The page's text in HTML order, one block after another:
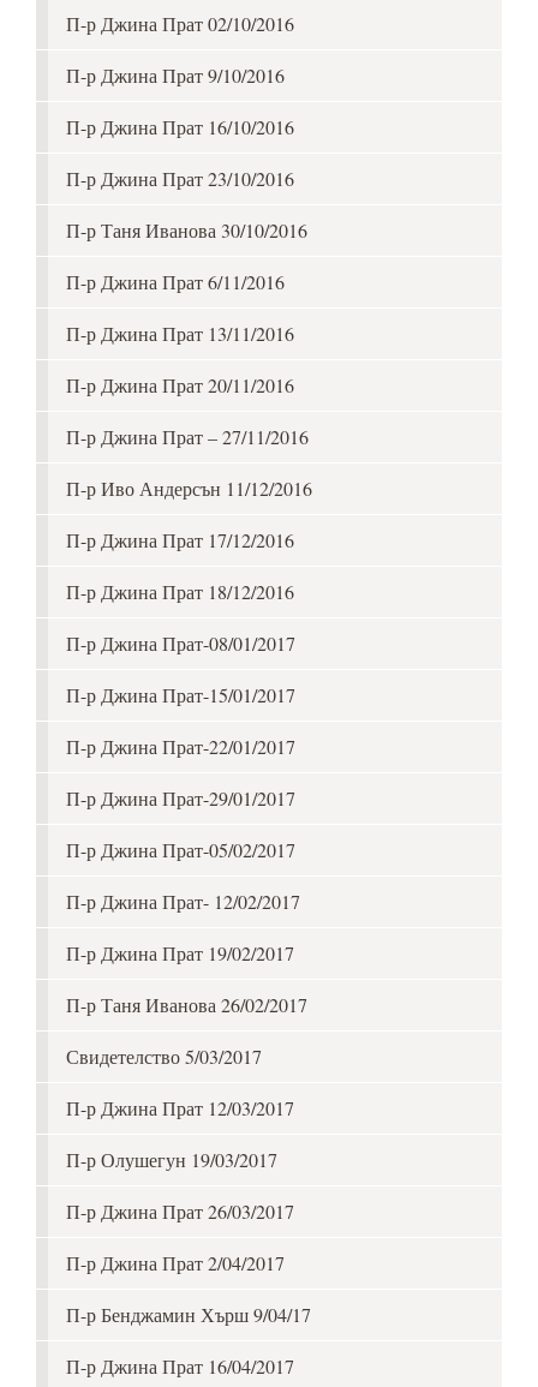
П-р Джина Прат 02/10/2016
П-р Джина Прат 9/10/2016
П-р Джина Прат 16/10/2016
П-р Джина Прат 23/10/2016
П-р Таня Иванова 30/10/2016
П-р Джина Прат 6/11/2016
П-р Джина Прат 13/11/2016
П-р Джина Прат 20/11/2016
П-р Джина Прат – 27/11/2016
П-р Иво Андерсън 11/12/2016
П-р Джина Прат 17/12/2016
П-р Джина Прат 18/12/2016
П-р Джина Прат-08/01/2017
П-р Джина Прат-15/01/2017
П-р Джина Прат-22/01/2017
П-р Джина Прат-29/01/2017
П-р Джина Прат-05/02/2017
П-р Джина Прат- 12/02/2017
П-р Джина Прат 19/02/2017
П-р Таня Иванова 26/02/2017
Свидетелство 5/03/2017
П-р Джина Прат 12/03/2017
П-р Олушегун 19/03/2017
П-р Джина Прат 26/03/2017
П-р Джина Прат 2/04/2017
П-р Бенджамин Хърш 9/04/17
П-р Джина Прат 16/04/2017